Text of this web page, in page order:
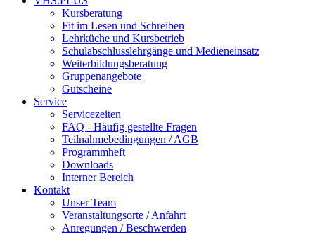
Kursberatung
Fit im Lesen und Schreiben
Lehrküche und Kursbetrieb
Schulabschlusslehrgänge und Medieneinsatz
Weiterbildungsberatung
Gruppenangebote
Gutscheine
Service
Servicezeiten
FAQ - Häufig gestellte Fragen
Teilnahmebedingungen / AGB
Programmheft
Downloads
Interner Bereich
Kontakt
Unser Team
Veranstaltungsorte / Anfahrt
Anregungen / Beschwerden